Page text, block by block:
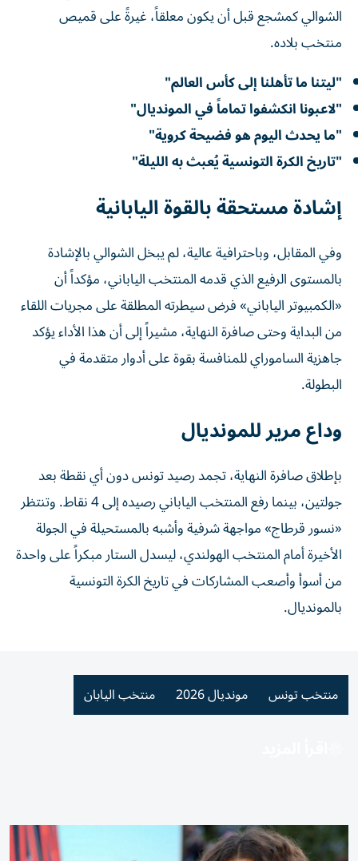
الشوالي كمشجع قبل أن يكون معلقاً، غيرةً على قميص
منتخب بلاده.
"ليتنا ما تأهلنا إلى كأس العالم"
"لاعبونا انكشفوا تماماً في المونديال"
"ما يحدث اليوم هو فضيحة كروية"
"تاريخ الكرة التونسية يُعبث به الليلة"
إشادة مستحقة بالقوة اليابانية
وفي المقابل، وباحترافية عالية، لم يبخل الشوالي بالإشادة
بالمستوى الرفيع الذي قدمه المنتخب الياباني، مؤكداً أن
«الكمبيوتر الياباني» فرض سيطرته المطلقة على مجريات اللقاء
من البداية وحتى صافرة النهاية، مشيراً إلى أن هذا الأداء يؤكد
جاهزية الساموراي للمنافسة بقوة على أدوار متقدمة في
البطولة.
وداع مرير للمونديال
بإطلاق صافرة النهاية، تجمد رصيد تونس دون أي نقطة بعد
جولتين، بينما رفع المنتخب الياباني رصيده إلى 4 نقاط. وتنتظر
«نسور قرطاج» مواجهة شرفية وأشبه بالمستحيلة في الجولة
الأخيرة أمام المنتخب الهولندي، ليسدل الستار مبكراً على واحدة
من أسوأ وأصعب المشاركات في تاريخ الكرة التونسية
بالمونديال.
منتخب تونس مونديال 2026 منتخب اليابان